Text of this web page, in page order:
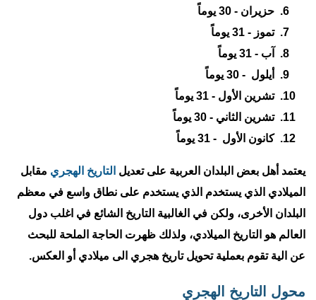
حزيران - 30 يوماً
تموز - 31 يوماً
آب - 31 يوماً
أيلول - 30 يوماً
تشرين الأول - 31 يوماً
تشرين الثاني - 30 يوماً
كانون الأول - 31 يوماً
يعتمد أهل بعض البلدان العربية على تعديل التاريخ الهجري مقابل
الميلادي الذي يستخدم الذي يستخدم على نطاق واسع في معظم
البلدان الأخرى، ولكن في الغالبية التاريخ الشائع في اغلب دول
العالم هو التاريخ الميلادي، ولذلك ظهرت الحاجة الملحة للبحث
عن الية تقوم بعملية تحويل تاريخ هجري الى ميلادي أو العكس.
محول التاريخ الهجري